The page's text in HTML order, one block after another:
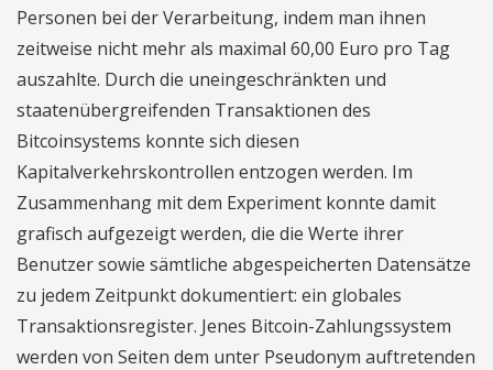
Personen bei der Verarbeitung, indem man ihnen
zeitweise nicht mehr als maximal 60,00 Euro pro Tag
auszahlte. Durch die uneingeschränkten und
staatenübergreifenden Transaktionen des
Bitcoinsystems konnte sich diesen
Kapitalverkehrskontrollen entzogen werden. Im
Zusammenhang mit dem Experiment konnte damit
grafisch aufgezeigt werden, die die Werte ihrer
Benutzer sowie sämtliche abgespeicherten Datensätze
zu jedem Zeitpunkt dokumentiert: ein globales
Transaktionsregister. Jenes Bitcoin-Zahlungssystem
werden von Seiten dem unter Pseudonym auftretenden